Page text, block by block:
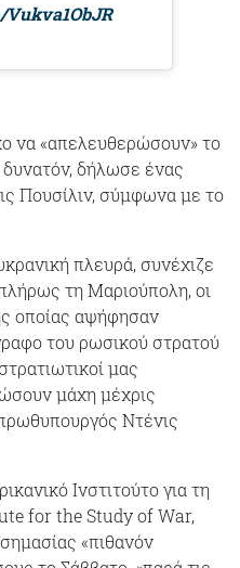
να «απελευθερώσουν» το
δήλωσε ένας
Πουσίλιν, σύμφωνα με το
πλευρά, συνέχιζε
τη Μαριούπολη, οι
οποίας αψήφησαν
του ρωσικού στρατού
μας
μάχη μέχρις
Ντένις
Ινστιτούτο για τη
for the Study of War,
«πιθανόν